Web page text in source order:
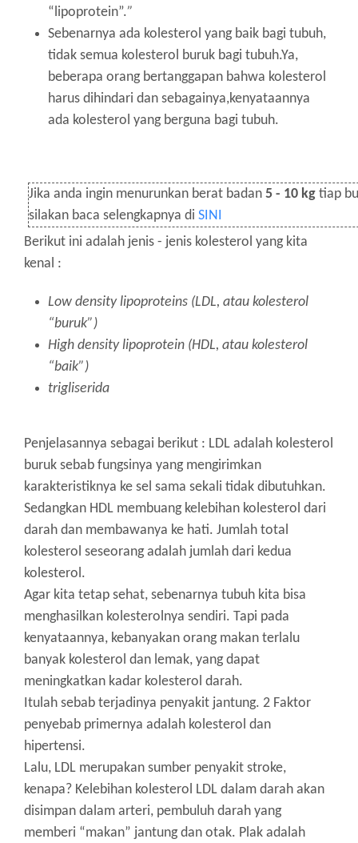
“lipoprotein”.”
Sebenarnya ada kolesterol yang baik bagi tubuh,
tidak semua kolesterol buruk bagi tubuh.Ya,
beberapa orang bertanggapan bahwa kolesterol
harus dihindari dan sebagainya,kenyataannya
ada kolesterol yang berguna bagi tubuh.
Jika anda ingin menurunkan berat badan 5 - 10 kg tiap
silakan baca selengkapnya di SINI
Berikut ini adalah jenis - jenis kolesterol yang kita
kenal :
Low density lipoproteins (LDL, atau kolesterol
“buruk”)
High density lipoprotein (HDL, atau kolesterol
“baik”)
trigliserida
Penjelasannya sebagai berikut : LDL adalah kolesterol
buruk sebab fungsinya yang mengirimkan
karakteristiknya ke sel sama sekali tidak dibutuhkan.
Sedangkan HDL membuang kelebihan kolesterol dari
darah dan membawanya ke hati. Jumlah total
kolesterol seseorang adalah jumlah dari kedua
kolesterol.
Agar kita tetap sehat, sebenarnya tubuh kita bisa
menghasilkan kolesterolnya sendiri. Tapi pada
kenyataannya, kebanyakan orang makan terlalu
banyak kolesterol dan lemak, yang dapat
meningkatkan kadar kolesterol darah.
Itulah sebab terjadinya penyakit jantung. 2 Faktor
penyebab primernya adalah kolesterol dan
hipertensi.
Lalu, LDL merupakan sumber penyakit stroke,
kenapa? Kelebihan kolesterol LDL dalam darah akan
disimpan dalam arteri, pembuluh darah yang
memberi “makan” jantung dan otak. Plak adalah